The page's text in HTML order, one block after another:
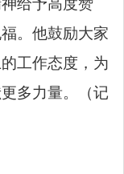
。他鼓励大家
工作态度，为
多力量。（记